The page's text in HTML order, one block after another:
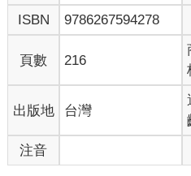
一次感受到劇照攝影與電影畫面
隨著拍攝進行，我逐漸適應了劇
影機鏡頭，找到合適的角度捕捉
教會我，劇照攝影師更像是片場
影鏡頭未涵蓋的故事。同時，為
幫忙攝影組開車，這讓我能更深
劇場與電影的交會——九份片場的
ISBN
9786267594278
頁數 216
出版地 台灣
注音